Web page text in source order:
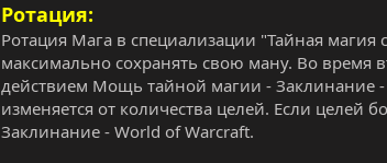
Ротация:
Ротация Мага в специализации "Тайная магия
максимально сохранять свою ману. Во время
действием Мощь тайной магии - Заклинание -
изменяется от количества целей. Если
Заклинание - World of Warcraft.